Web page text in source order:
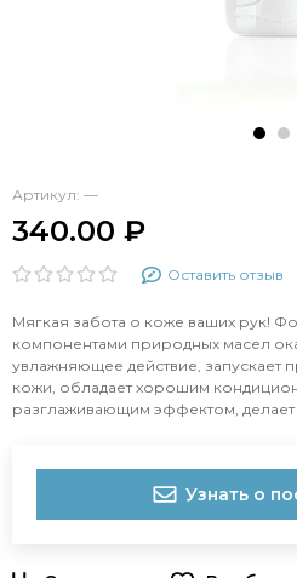
Артикул: —
340.00 ₽
Оставить отзыв
Мягкая забота о коже ваших рук!
компонентами природных масел
увлажняющее действие, запускает
кожи, обладает хорошим
разглаживающим эффектом,
Узнать о